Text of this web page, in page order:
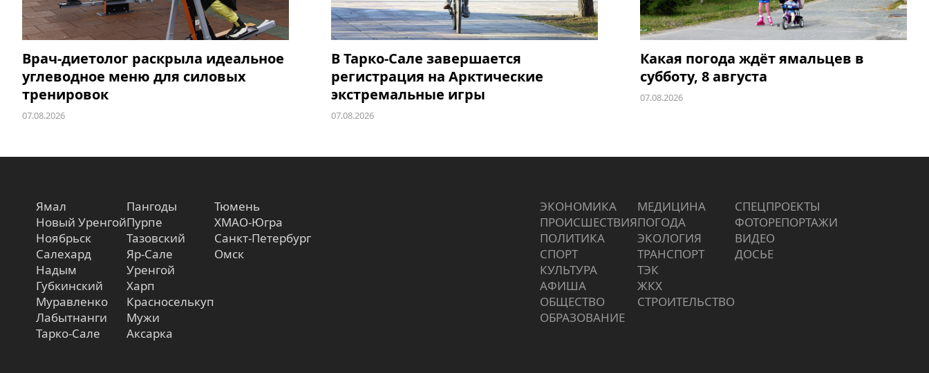
Врач-диетолог раскрыла идеальное
углеводное меню для силовых
тренировок
07.08.2026
В Тарко-Сале завершается
регистрация на Арктические
экстремальные игры
07.08.2026
Какая погода ждёт ямальцев в
субботу, 8 августа
07.08.2026
Ямал
Новый Уренгой
Ноябрьск
Салехард
Надым
Губкинский
Муравленко
Лабытнанги
Тарко-Сале
Пангоды
Пурпе
Тазовский
Яр-Сале
Уренгой
Харп
Красноселькуп
Мужи
Аксарка
Тюмень
ХМАО-Югра
Санкт-Петербург
Омск
ЭКОНОМИКА
ПРОИCШЕСТВИЯ
ПОЛИТИКА
СПОРТ
КУЛЬТУРА
АФИША
ОБЩЕСТВО
ОБРАЗОВАНИЕ
МЕДИЦИНА
ПОГОДА
ЭКОЛОГИЯ
ТРАНСПОРТ
ТЭК
ЖКХ
СТРОИТЕЛЬСТВО
СПЕЦПРОЕКТЫ
ФОТОРЕПОРТАЖИ
ВИДЕО
ДОСЬЕ